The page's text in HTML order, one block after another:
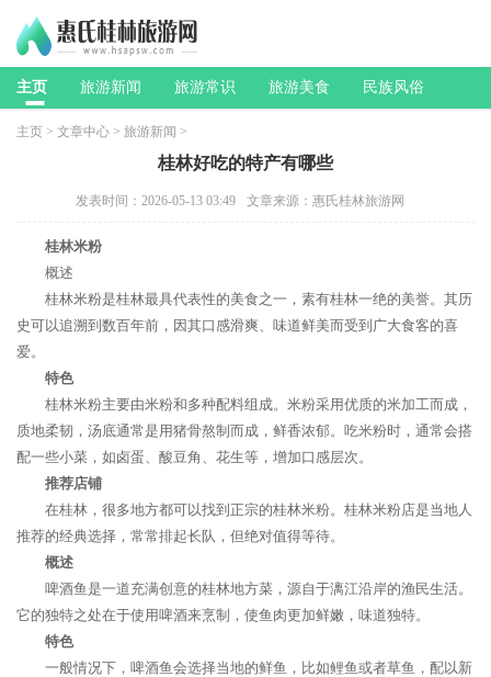
主页 旅游新闻 旅游常识 旅游美食 民族风俗
主页 > 文章中心 > 旅游新闻 >
桂林好吃的特产有哪些
发表时间：2026-05-13 03:49 文章来源：惠氏桂林旅游网
桂林米粉
概述
桂林米粉是桂林最具代表性的美食之一，素有桂林一绝的美誉。其历
史可以追溯到数百年前，因其口感滑爽、味道鲜美而受到广大食客的喜
爱。
特色
桂林米粉主要由米粉和多种配料组成。米粉采用优质的米加工而成，
质地柔韧，汤底通常是用猪骨熬制而成，鲜香浓郁。吃米粉时，通常会搭
配一些小菜，如卤蛋、酸豆角、花生等，增加口感层次。
推荐店铺
在桂林，很多地方都可以找到正宗的桂林米粉。桂林米粉店是当地人
推荐的经典选择，常常排起长队，但绝对值得等待。
概述
啤酒鱼是一道充满创意的桂林地方菜，源自于漓江沿岸的渔民生活。
它的独特之处在于使用啤酒来烹制，使鱼肉更加鲜嫩，味道独特。
特色
一般情况下，啤酒鱼会选择当地的鲜鱼，比如鲤鱼或者草鱼，配以新